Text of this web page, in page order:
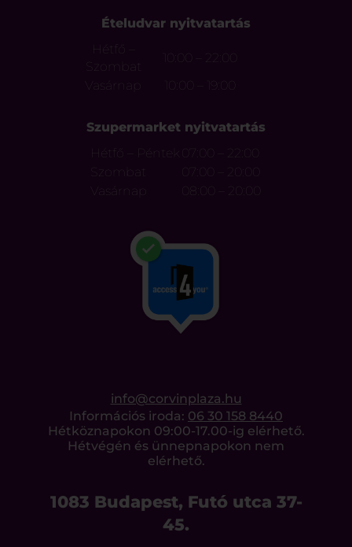
Ételudvar nyitvatartás
Hétfő –
Szombat
10:00 – 22:00
Vasárnap
Szupermarket nyitvatartás
Hétfő – Péntek
07:00 – 22:00
Szombat
07:00 – 20:00
Vasárnap
08:00 – 20:00
info@corvinplaza.hu
Információs iroda: 06 30 158 8440
Hétköznapokon 09:00-17.00-ig elérhető.
Hétvégén és ünnepnapokon nem
elérhető.
1083 Budapest, Futó utca 37-
45.